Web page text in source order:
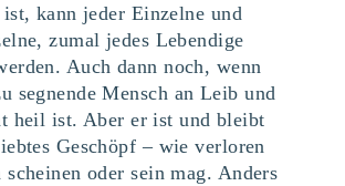
kann jeder Einzelne und
zumal jedes Lebendige
Auch dann noch, wenn
segnende Mensch an Leib und
heil ist. Aber er ist und bleibt
Geschöpf – wie verloren
scheinen oder sein mag. Anders